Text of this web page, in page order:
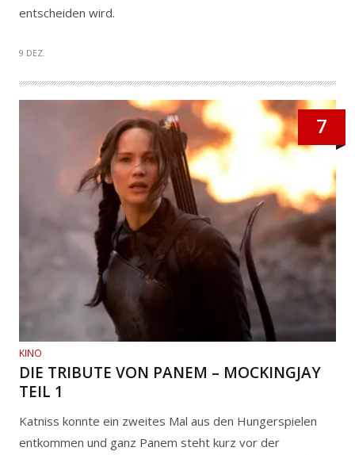
entscheiden wird.
9 DEZ.
7
KINO
DIE TRIBUTE VON PANEM – MOCKINGJAY
TEIL 1
Katniss konnte ein zweites Mal aus den Hungerspielen
entkommen und ganz Panem steht kurz vor der